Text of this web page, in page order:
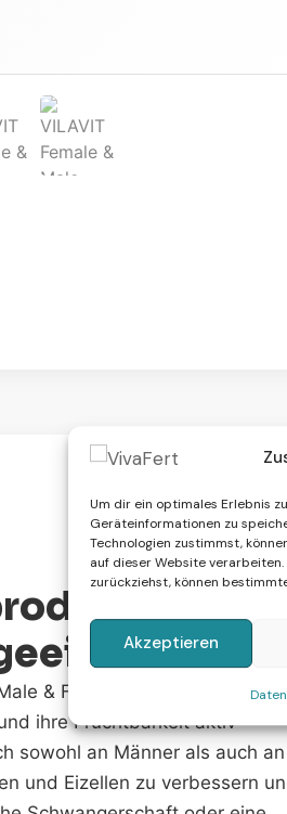
Um dir ein optimales Erlebnis
Geräteinformationen zu
Technologien zustimmst,
auf dieser Website
zurückziehst, können
Akzeptieren
VILAVIT
& Female ist ideal für
ihre Fruchtbarkeit aktiv
sowohl an Männer als auch an
und Eizellen zu verbessern